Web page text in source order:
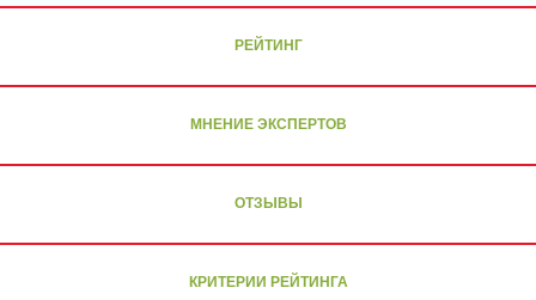
РЕЙТИНГ
МНЕНИЕ ЭКСПЕРТОВ
ОТЗЫВЫ
КРИТЕРИИ РЕЙТИНГА